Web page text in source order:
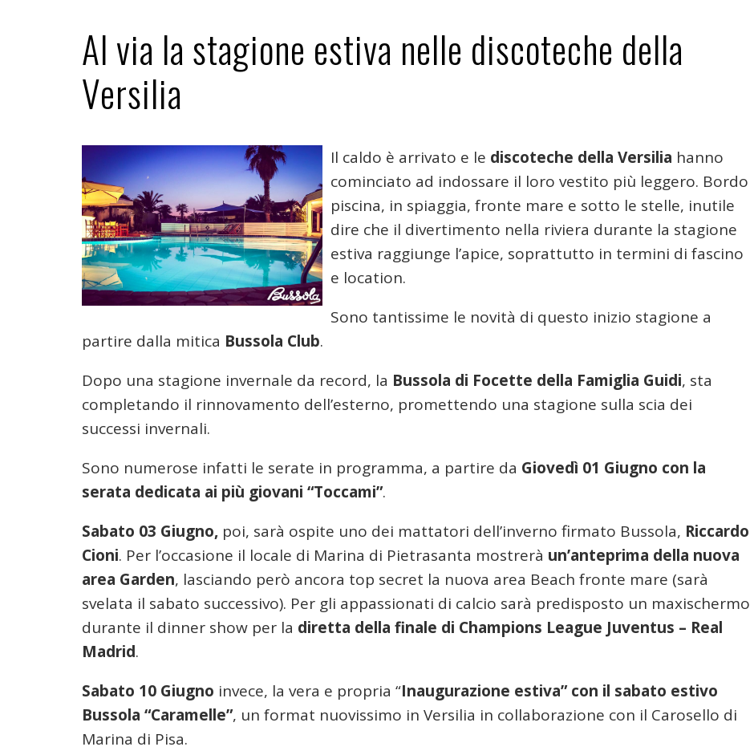
Al via la stagione estiva nelle discoteche della
Versilia
Il caldo è arrivato e le discoteche della Versilia hanno
cominciato ad indossare il loro vestito più leggero. Bordo
piscina, in spiaggia, fronte mare e sotto le stelle, inutile
dire che il divertimento nella riviera durante la stagione
estiva raggiunge l’apice, soprattutto in termini di fascino
e location.
Sono tantissime le novità di questo inizio stagione a
partire dalla mitica Bussola Club.
Dopo una stagione invernale da record, la Bussola di Focette della Famiglia Guidi, sta
completando il rinnovamento dell’esterno, promettendo una stagione sulla scia dei
successi invernali.
Sono numerose infatti le serate in programma, a partire da Giovedì 01 Giugno con la
serata dedicata ai più giovani “Toccami”.
Sabato 03 Giugno, poi, sarà ospite uno dei mattatori dell’inverno firmato Bussola, Riccardo
Cioni. Per l’occasione il locale di Marina di Pietrasanta mostrerà un’anteprima della nuova
area Garden, lasciando però ancora top secret la nuova area Beach fronte mare (sarà
svelata il sabato successivo). Per gli appassionati di calcio sarà predisposto un maxischermo
durante il dinner show per la diretta della finale di Champions League Juventus – Real
Madrid.
Sabato 10 Giugno invece, la vera e propria “Inaugurazione estiva” con il sabato estivo
Bussola “Caramelle”, un format nuovissimo in Versilia in collaborazione con il Carosello di
Marina di Pisa.